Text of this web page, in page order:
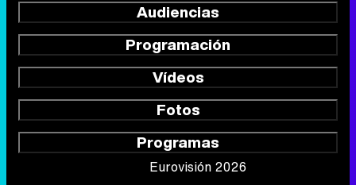
Audiencias
Programación
Vídeos
Fotos
Programas
Eurovisión 2026